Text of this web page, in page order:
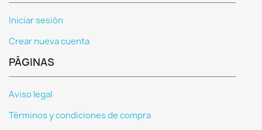
Iniciar sesión
Crear nueva cuenta
PÁGINAS
Aviso legal
Términos y condiciones de compra